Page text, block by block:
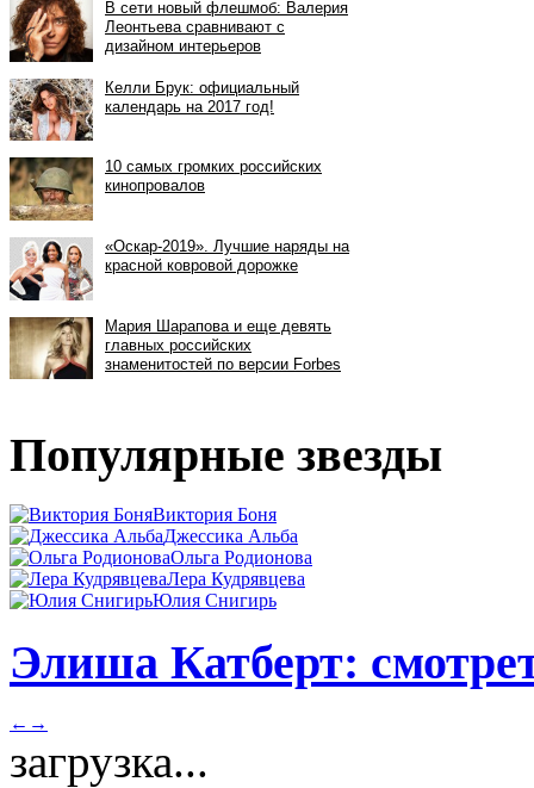
Популярные звезды
Виктория Боня
Джессика Альба
Ольга Родионова
Лера Кудрявцева
Юлия Снигирь
Элиша Катберт:
← →
загрузка...